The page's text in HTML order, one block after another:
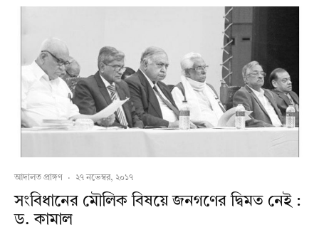
আদালত প্রাঙ্গণ · ২৭ নভেম্বর, ২০১৭
সংবিধানের মৌলিক বিষয়ে জনগণের দ্বিমত নেই :
ড. কামাল